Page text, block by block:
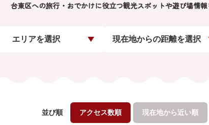
台東区への旅行・おでかけに役立つ観光スポットや遊び場情報
エリアを選択 現在地からの距離を選択
並び順 アクセス数順 現在地から近い順